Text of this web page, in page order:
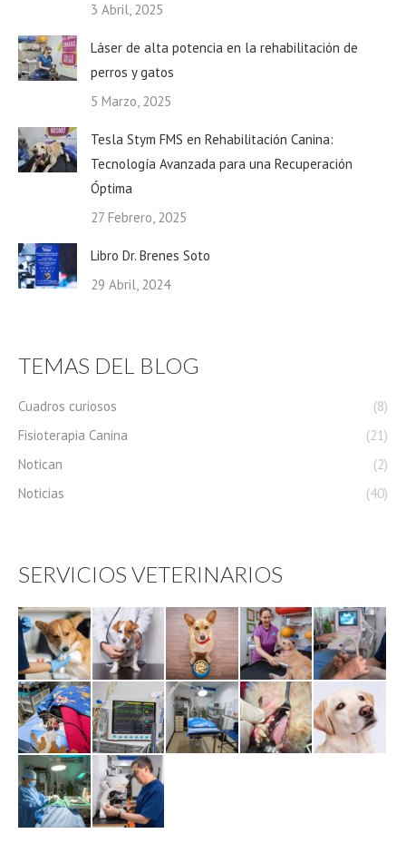
3 Abril, 2025
Láser de alta potencia en la rehabilitación de
perros y gatos
5 Marzo, 2025
Tesla Stym FMS en Rehabilitación Canina:
Tecnología Avanzada para una Recuperación
Óptima
27 Febrero, 2025
Libro Dr. Brenes Soto
29 Abril, 2024
TEMAS DEL BLOG
Cuadros curiosos
(8)
Fisioterapia Canina
(21)
Notican
(2)
Noticias
(40)
SERVICIOS VETERINARIOS